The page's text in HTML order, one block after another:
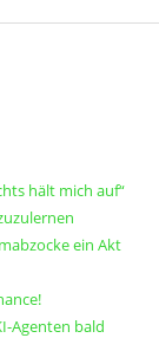
hält mich auf“
ein Akt
Agenten bald